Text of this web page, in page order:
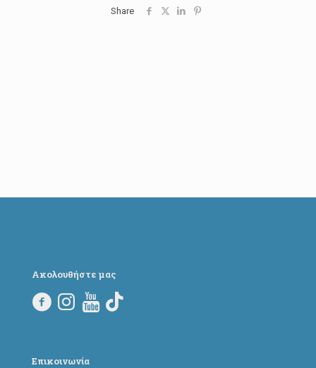
Share
Ακολουθήστε μας
Επικοινωνία